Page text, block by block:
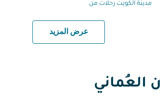
مدينة الكويت رحلات من
عرض المزيد
العُماني